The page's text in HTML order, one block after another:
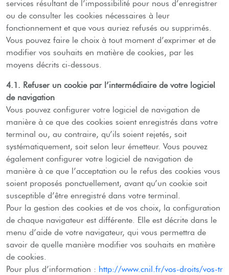
services résultant de l’impossibilité pour nous d’enregistrer
ou de consulter les cookies nécessaires à leur
fonctionnement et que vous auriez refusés ou supprimés.
Vous pouvez faire le choix à tout moment d’exprimer et de
modifier vos souhaits en matière de cookies, par les
moyens décrits ci-dessous.
4.1. Refuser un cookie par l’intermédiaire de votre logiciel
de navigation
Vous pouvez configurer votre logiciel de navigation de
manière à ce que des cookies soient enregistrés dans votre
terminal ou, au contraire, qu’ils soient rejetés, soit
systématiquement, soit selon leur émetteur. Vous pouvez
également configurer votre logiciel de navigation de
manière à ce que l’acceptation ou le refus des cookies vous
soient proposés ponctuellement, avant qu’un cookie soit
susceptible d’être enregistré dans votre terminal.
Pour la gestion des cookies et de vos choix, la configuration
de chaque navigateur est différente. Elle est décrite dans le
menu d’aide de votre navigateur, qui vous permettra de
savoir de quelle manière modifier vos souhaits en matière
de cookies.
Pour plus d’information : http://www.cnil.fr/vos-droits/vos-tr